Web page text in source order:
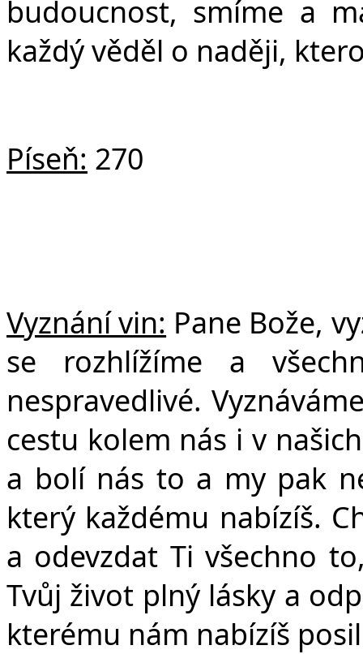
budoucnost, smíme a
každý věděl o naději,
Píseň: 270
Vyznání vin: Pane Bože,
se rozhlížíme a
nespravedlivé.
cestu kolem nás i v
a bolí nás to a my pak
který každému nabízíš.
a odevzdat Ti všechno
Tvůj život plný lásky a
kterému nám nabízíš